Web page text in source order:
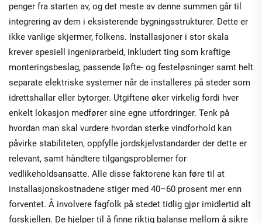
penger fra starten av, og det meste av denne summen går til
integrering av dem i eksisterende bygningsstrukturer. Dette er
ikke vanlige skjermer, folkens. Installasjoner i stor skala
krever spesiell ingeniørarbeid, inkludert ting som kraftige
monteringsbeslag, passende løfte- og festeløsninger samt helt
separate elektriske systemer når de installeres på steder som
idrettshallar eller bytorger. Utgiftene øker virkelig fordi hver
enkelt lokasjon medfører sine egne utfordringer. Tenk på
hvordan man skal vurdere hvordan sterke vindforhold kan
påvirke stabiliteten, oppfylle jordskjelvstandarder der dette er
relevant, samt håndtere tilgangsproblemer for
vedlikeholdsansatte. Alle disse faktorene kan føre til at
installasjonskostnadene stiger med 40–60 prosent mer enn
forventet. Å involvere fagfolk på stedet tidlig gjør imidlertid alt
forskjellen. De hjelper til å finne riktig balanse mellom å sikre